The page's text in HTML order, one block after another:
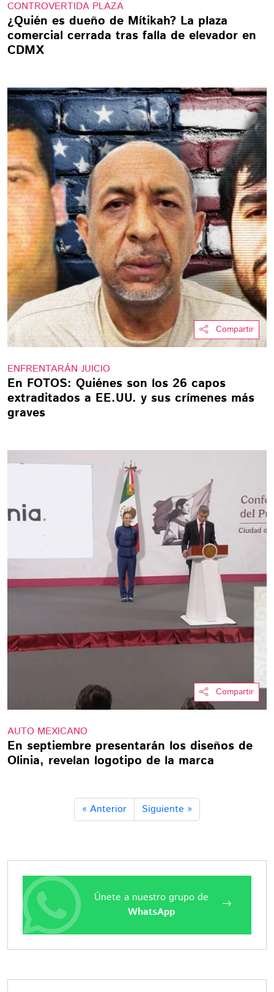
CONTROVERTIDA PLAZA
¿Quién es dueño de Mítikah? La plaza
comercial cerrada tras falla de elevador en
CDMX
Compartir
ENFRENTARÁN JUICIO
En FOTOS: Quiénes son los 26 capos
extraditados a EE.UU. y sus crímenes más
graves
Compartir
AUTO MEXICANO
En septiembre presentarán los diseños de
Olinia, revelan logotipo de la marca
« Anterior Siguiente »
Únete a nuestro grupo de
WhatsApp